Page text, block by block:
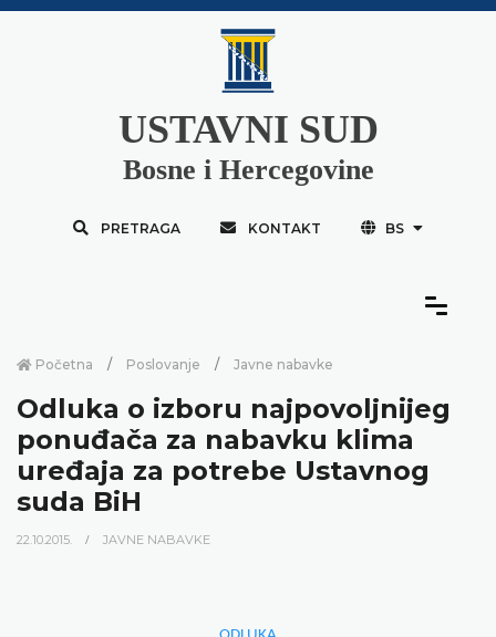
USTAVNI SUD
Bosne i Hercegovine
PRETRAGA KONTAKT BS
Početna Poslovanje Javne nabavke
Odluka o izboru najpovoljnijeg
ponuđača za nabavku klima
uređaja za potrebe Ustavnog
suda BiH
22.10.2015. JAVNE NABAVKE